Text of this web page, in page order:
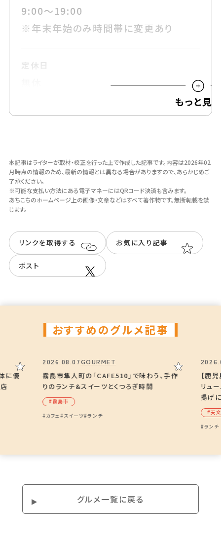
9:00～19:00
※年末年始のみ時間帯に変更あり
定休日
可能な支払い方法
駐車場
有
Instagram
@trombonecoffee
本記事はライターが取材・校正を行った上で作成した記事です。内容は2026年02
月時点の情報のため、最新の情報とは異なる場合がありますので、あらかじめご
了承ください。
※可能な支払い方法にある電子マネーにはQRコード決済も含みます。
あちこちのホームページ上の画像・⽂章などはすべて著作物です。無断転載を禁
じます。
リンクを取得する お気に入り記事
ポスト
おすすめのグルメ記事
に優
霧島市隼人町の「CAFE510」で味わう、手作
りのランチ&スイーツとくつろぎ時間
2026.08.07GOURMET
#霧島市
#カフェ #スイーツ#ランチ
【鹿
リュ
揚げ
#天
#ランチ
グルメ⼀覧に戻る